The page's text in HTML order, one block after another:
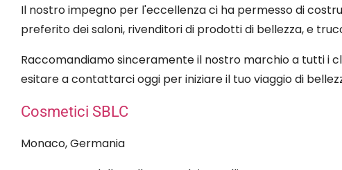
Il nostro impegno per l'eccellenza ci ha permesso di
preferito dei saloni, rivenditori di prodotti di bellezza, e
Raccomandiamo sinceramente il nostro marchio a tutti i
esitare a contattarci oggi per iniziare il tuo viaggio di
Cosmetici SBLC
Monaco, Germania